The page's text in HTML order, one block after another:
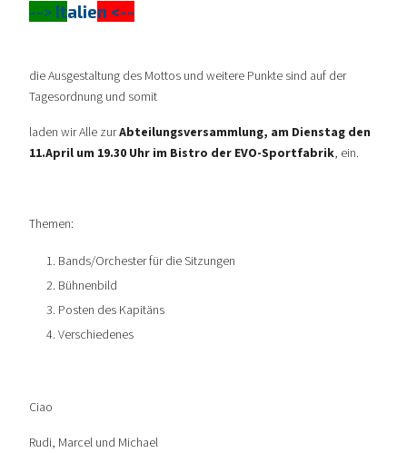
--> Italien <--
die Ausgestaltung des Mottos und weitere Punkte sind auf der
Tagesordnung und somit
laden wir Alle zurAbteilungsversammlung, am Dienstag den
11.April um 19.30 Uhr im Bistro der EVO-Sportfabrik, ein.
Themen:
Bands/Orchester für die Sitzungen
Bühnenbild
Posten des Kapitäns
Verschiedenes
Ciao
Rudi, Marcel und Michael